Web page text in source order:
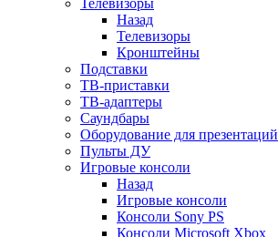
Телевизоры
Назад
Телевизоры
Кронштейны
Подставки
ТВ-приставки
ТВ-адаптеры
Саундбары
Оборудование для презентаций
Пульты ДУ
Игровые консоли
Назад
Игровые консоли
Консоли Sony PS
Консоли Microsoft Xbox